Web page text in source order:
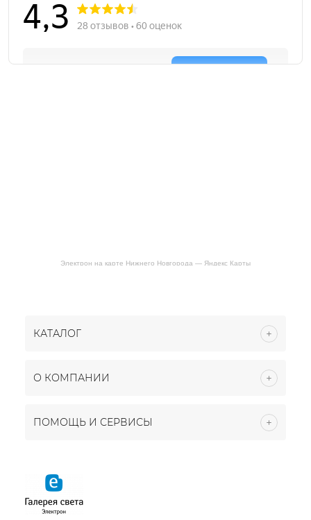
Электрон на карте Нижнего Новгорода — Яндекс Карты
КАТАЛОГ
О КОМПАНИИ
ПОМОЩЬ И СЕРВИСЫ